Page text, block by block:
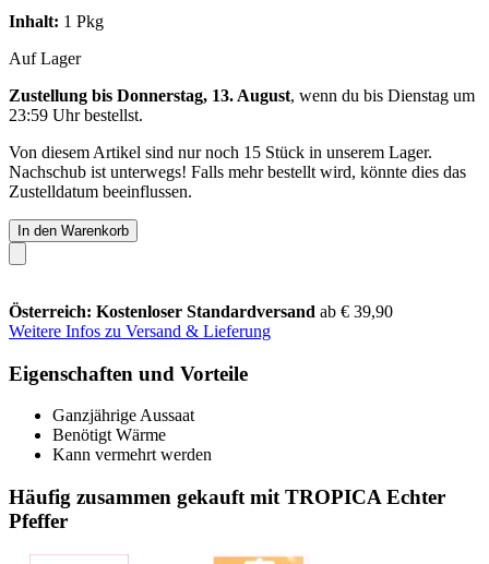
Inhalt: 1 Pkg
Auf Lager
Zustellung bis Donnerstag, 13. August, wenn du bis Dienstag um
23:59 Uhrbestellst.
Von diesem Artikel sind nur noch 15 Stück in unserem Lager.
Nachschub ist unterwegs! Falls mehr bestellt wird, könnte dies das
Zustelldatum beeinflussen.
In den Warenkorb
Österreich: Kostenloser Standardversand ab € 39,90
Weitere Infos zu Versand & Lieferung
Eigenschaften und Vorteile
Ganzjährige Aussaat
Benötigt Wärme
Kann vermehrt werden
Häufig zusammen gekauft mit TROPICA Echter
Pfeffer